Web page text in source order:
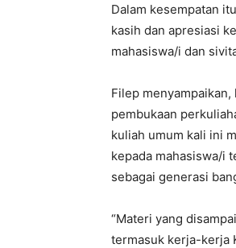
Dalam kesempatan
kasih dan apresiasi
mahasiswa/i dan
Filep
pembukaan
kuliah umum kali ini
kepada mahasiswa/i
sebagai generasi
“Materi yang
termasuk kerja-kerja